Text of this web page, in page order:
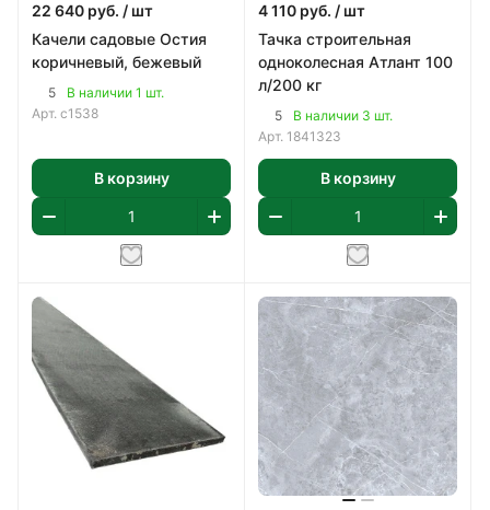
22 640 руб. / шт
Качели садовые Остия
коричневый, бежевый
5
В наличии 1 шт.
Арт. с1538
В корзину
4 110 руб. / шт
Тачка строительная
одноколесная Атлант 100
л/200 кг
5
В наличии 3 шт.
Арт. 1841323
В корзину